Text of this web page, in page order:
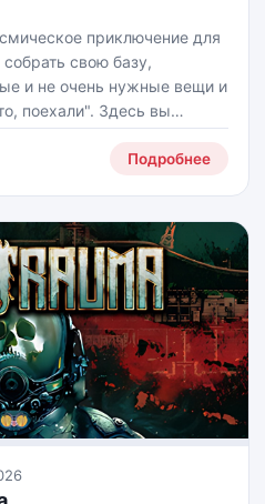
приключение для
свою базу,
и не очень нужные вещи и
поехали". Здесь вы
неизвестную планету, где
добывать Подробнее